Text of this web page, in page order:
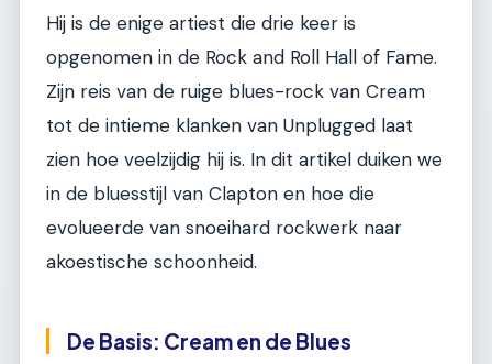
Hij is de enige artiest die drie keer is
opgenomen in de Rock and Roll Hall of Fame.
Zijn reis van de ruige blues-rock van Cream
tot de intieme klanken van Unplugged laat
zien hoe veelzijdig hij is. In dit artikel duiken we
in de bluesstijl van Clapton en hoe die
evolueerde van snoeihard rockwerk naar
akoestische schoonheid.
De Basis: Cream en de Blues